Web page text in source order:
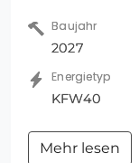
Baujahr
2027
Energietyp
KFW40
Mehr lesen